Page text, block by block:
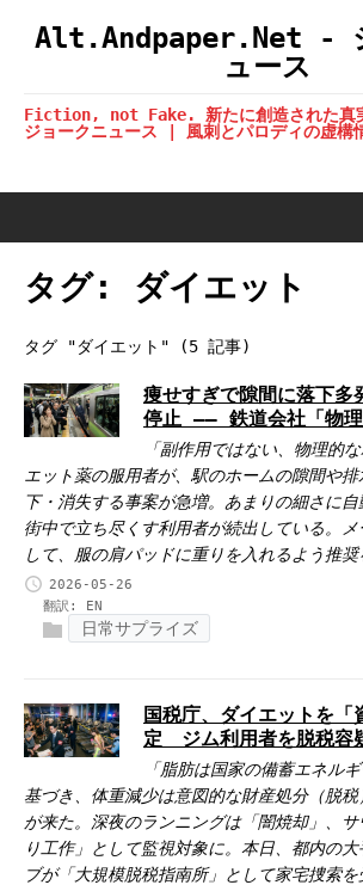
Alt.Andpaper.Net -
ュース
Fiction, not Fake. 新たに創造された真
ジョークニュース | 風刺とパロディの虚構
タグ: ダイエット
タグ "ダイエット" (5 記事)
痩せすぎで隙間に落下多
停止 —— 鉄道会社「物理
「副作用ではない、物理的
エット薬の服用者が、駅のホームの隙間や
下・消失する事案が急増。あまりの細さに自
街中で立ち尽くす利用者が続出している。
して、服の肩パッドに重りを入れるよう推奨
2026-05-26
翻訳: EN
日常サプライズ
国税庁、ダイエットを「
定 ジム利用者を脱税容
「脂肪は国家の備蓄エネル
基づき、体重減少は意図的な財産処分（脱
が来た。深夜のランニングは「闇焼却」、
り工作」として監視対象に。本日、都内の
ブが「大規模脱税指南所」として家宅捜索